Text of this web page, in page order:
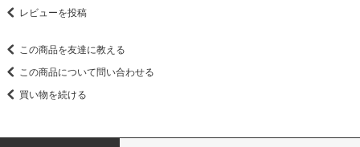
レビューを投稿
この商品を友達に教える
この商品について問い合わせる
買い物を続ける